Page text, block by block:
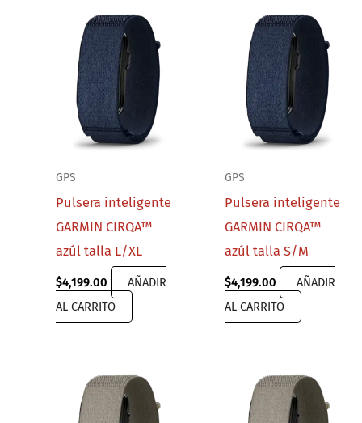
GPS
Pulsera inteligente
GARMIN CIRQA™
azúl talla L/XL
$4,199.00
AÑADIR
AL CARRITO
GPS
Pulsera inteligente
GARMIN CIRQA™
azúl talla S/M
$4,199.00
AÑADIR
AL CARRITO